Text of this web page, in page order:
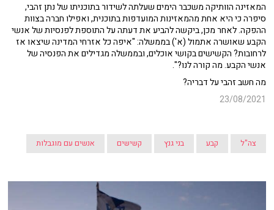
המאזינה הוותיקה משכבר הימים שעלתה לשידור בתוכניתו של נתן זהבי,
סיפרה כי היא אחת מהמאזינות המועדפות בתוכנית, ואפילו חברה בצוות
ההפקה. לאחר מכן, ביקשה להביע את דעתה על התוספת לפנסיות של אנשי
הקבע שאושרה אתמול (א') בממשלה: "איפה כל אזרחי המדינה שיצאו אז
לרחובות? הקשישים בקושי אוכלים, ובממשלה מגדילים את הפנסיה של
אנשי הקבע. מה קורה לנו?".
מה חשב זהבי על דבריה?
23/08/2021
צה"ל קבע בני גנץ קשישים אנשים עם מוגבלות